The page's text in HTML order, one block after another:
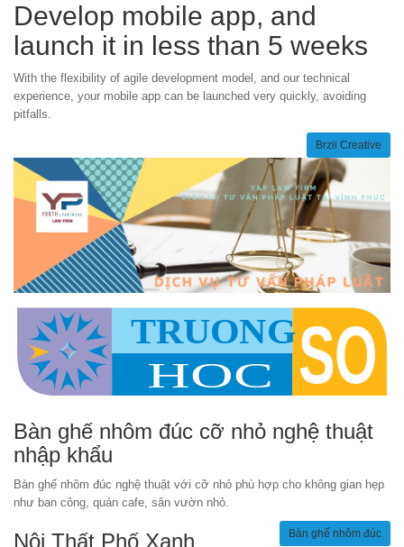
Develop mobile app, and
launch it in less than 5 weeks
With the flexibility of agile development model, and our technical
experience, your mobile app can be launched very quickly, avoiding
pitfalls.
Brzii Creative
Bàn ghế nhôm đúc cỡ nhỏ nghệ thuật
nhập khẩu
Bàn ghế nhôm đúc nghệ thuật với cỡ nhỏ phù hợp cho không gian hẹp
như ban công, quán cafe, sân vườn nhỏ.
Bàn ghế nhôm đúc
Nội Thất Phố Xanh